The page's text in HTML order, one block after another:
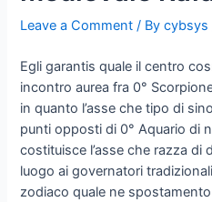
Leave a Comment / Bycybsys
Egli garantis quale il centro
incontro aurea fra 0°
in quanto l’asse che tipo di
punti opposti di 0° Aquario di
costituisce l’asse che razza di
luogo ai governatori
zodiaco quale ne